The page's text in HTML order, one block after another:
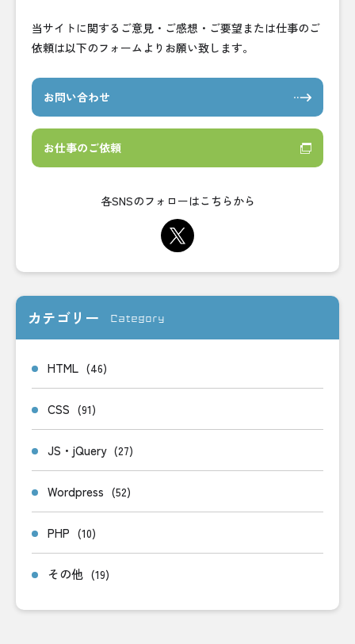
当サイトに関するご意見・ご感想・ご要望または仕事のご
依頼は以下のフォームよりお願い致します。
お問い合わせ
お仕事のご依頼
各SNSのフォローはこちらから
カテゴリー Category
HTML (46)
CSS (91)
JS・jQuery (27)
Wordpress (52)
PHP (10)
その他 (19)